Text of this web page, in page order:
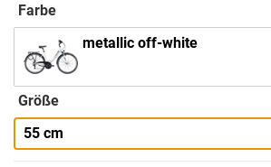
Farbe
metallic off-white
Größe
55 cm